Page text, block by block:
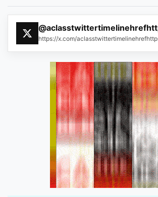
https://x.com/